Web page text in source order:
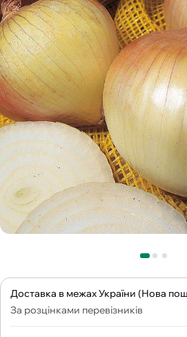
Доставка в межах України (Нова
За розцінками перевізників